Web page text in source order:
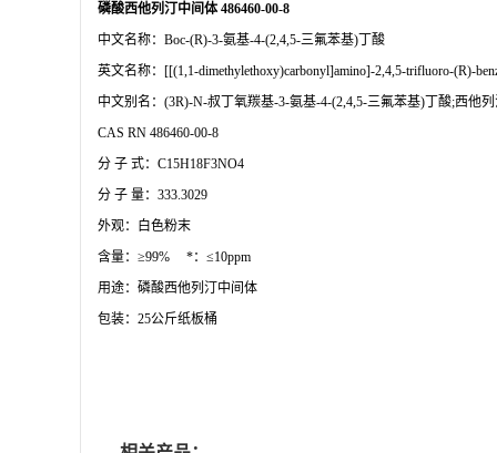
磷酸西他列汀中间体 486460-00-8
中文名称： Boc-(R)-3-氨基-4-(2,4,5-三氟苯基)丁酸
英文名称： [[(1,1-dimethylethoxy)carbonyl]amino]-2,4,5-trifluoro-(R)-
中文别名： (3R)-N-叔丁氧羰基-3-氨基-4-(2,4,5-三氟苯基)丁酸;西他
CAS RN 486460-00-8
分 子 式： C15H18F3NO4
分 子 量： 333.3029
外观：白色粉末
含量： ≥99% *： ≤10ppm
用途：磷酸西他列汀中间体
包装： 25公斤纸板桶